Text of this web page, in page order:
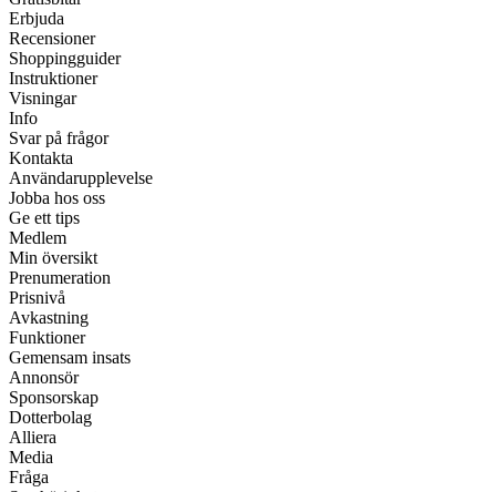
Erbjuda
Recensioner
Shoppingguider
Instruktioner
Visningar
Info
Svar på frågor
Kontakta
Användarupplevelse
Jobba hos oss
Ge ett tips
Medlem
Min översikt
Prenumeration
Prisnivå
Avkastning
Funktioner
Gemensam insats
Annonsör
Sponsorskap
Dotterbolag
Alliera
Media
Fråga